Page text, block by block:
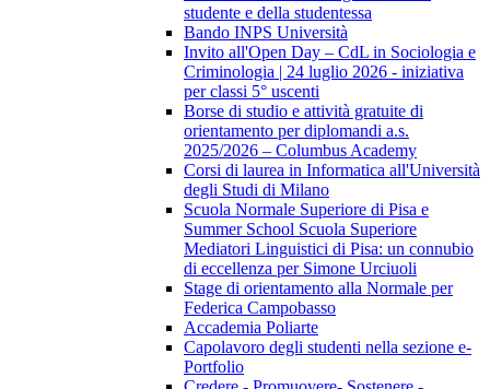
studente e della studentessa
Bando INPS Università
Invito all'Open Day – CdL in Sociologia e
Criminologia | 24 luglio 2026 - iniziativa
per classi 5° uscenti
Borse di studio e attività gratuite di
orientamento per diplomandi a.s.
2025/2026 – Columbus Academy
Corsi di laurea in Informatica all'Università
degli Studi di Milano
Scuola Normale Superiore di Pisa e
Summer School Scuola Superiore
Mediatori Linguistici di Pisa: un connubio
di eccellenza per Simone Urciuoli
Stage di orientamento alla Normale per
Federica Campobasso
Accademia Poliarte
Capolavoro degli studenti nella sezione e-
Portfolio